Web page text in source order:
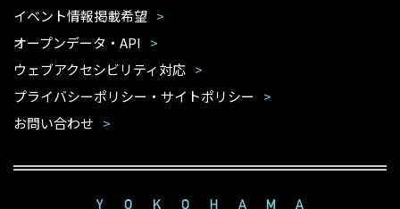
イベント情報掲載希望
オープンデータ・API
ウェブアクセシビリティ対応
プライバシーポリシー・サイトポリシー
お問い合わせ